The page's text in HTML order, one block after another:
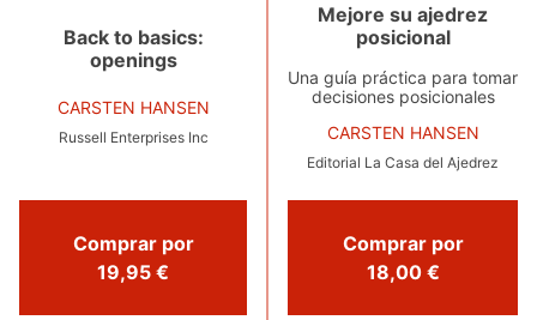
Back to basics:
openings
CARSTEN HANSEN
Russell Enterprises Inc
Comprar por
19,95 €
Mejore su ajedrez
posicional
Una guía práctica para tomar
decisiones posicionales
CARSTEN HANSEN
Editorial La Casa del Ajedrez
Comprar por
18,00 €